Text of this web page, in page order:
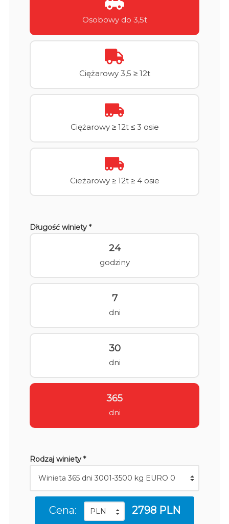
Osobowy do 3,5t
Ciężarowy 3,5 ≥ 12t
Ciężarowy ≥ 12t ≤ 3 osie
Cieżarowy ≥ 12t ≥ 4 osie
Długość winiety *
24
godziny
7
dni
30
dni
365
dni
Rodzaj winiety *
Cena: 2798 PLN